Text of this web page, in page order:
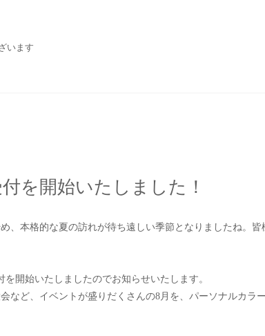
います
を開始いたしました！
、本格的な夏の訪れが待ち遠しい季節となりましたね。皆
開始いたしましたのでお知らせいたします。
など、イベントが盛りだくさんの8月を、パーソナルカラ